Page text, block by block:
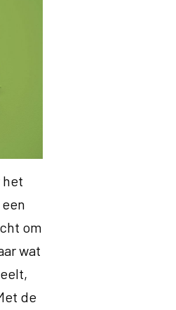
het
om
wat
de